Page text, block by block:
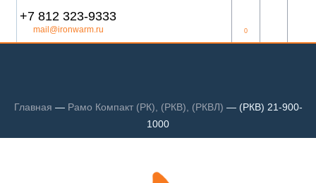
+7 812 323-9333
mail@ironwarm.ru 0
Главная — Рамо Компакт (РК), (РКВ), (РКВЛ) — (РКВ) 21-900-
1000